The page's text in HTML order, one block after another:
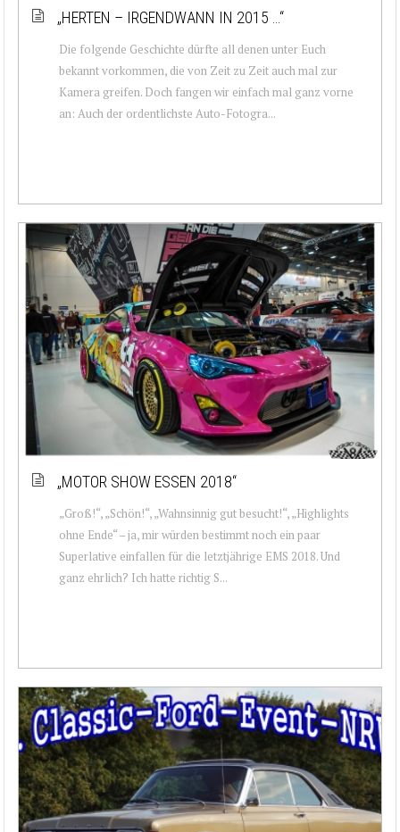
„HERTEN – IRGENDWANN IN 2015 …“
Die folgende Geschichte dürfte all denen unter Euch
bekannt vorkommen, die von Zeit zu Zeit auch mal zur
Kamera greifen. Doch fangen wir einfach mal ganz vorne
an: Auch der ordentlichste Auto-Fotogra...
„MOTOR SHOW ESSEN 2018“
„Groß!“, „Schön!“, „Wahnsinnig gut besucht!“, „Highlights
ohne Ende“ – ja, mir würden bestimmt noch ein paar
Superlative einfallen für die letztjährige EMS 2018. Und
ganz ehrlich? Ich hatte richtig S...